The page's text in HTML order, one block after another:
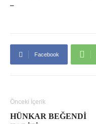
–
Facebook
Önceki İçerik
HÜNKAR BEĞENDI